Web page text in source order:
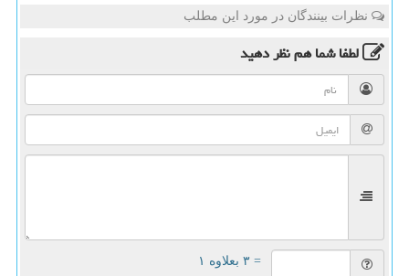
نظرات بینندگان در مورد این مطلب
لطفا شما همنظر دهید
= ۳ بعلاوه ۱